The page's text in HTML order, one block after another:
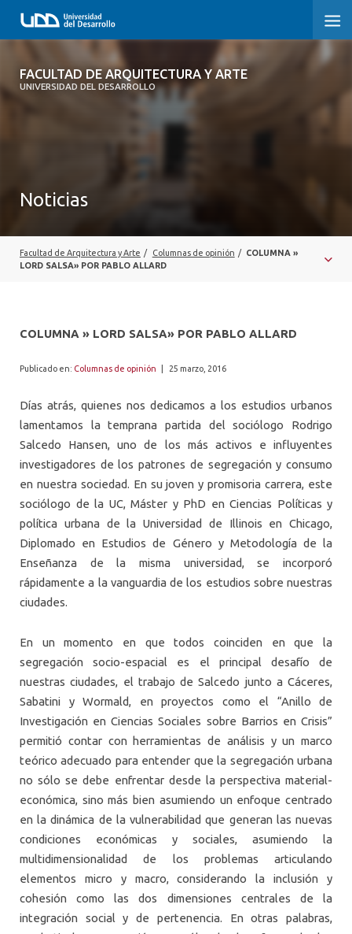
FACULTAD DE ARQUITECTURA Y ARTE
UNIVERSIDAD DEL DESARROLLO
FACULTAD DE ARQUITECTURA Y ARTE
MAGÍSTER
Noticias
Facultad de Arquitectura y Arte / Columnas de opinión / COLUMNA »
LORD SALSA» POR PABLO ALLARD
COLUMNA » LORD SALSA» POR PABLO ALLARD
Publicado en: Columnas de opinión 25 marzo, 2016
Días atrás, quienes nos dedicamos a los estudios urbanos
lamentamos la temprana partida del sociólogo Rodrigo
Salcedo Hansen, uno de los más activos e influyentes
investigadores de los patrones de segregación y consumo
en nuestra sociedad. En su joven y promisoria carrera, este
sociólogo de la UC, Máster y PhD en Ciencias Políticas y
política urbana de la Universidad de Illinois en Chicago,
Diplomado en Estudios de Género y Metodología de la
Enseñanza de la misma universidad, se incorporó
rápidamente a la vanguardia de los estudios sobre nuestras
ciudades.
En un momento en que todos coinciden en que la
segregación socio-espacial es el principal desafío de
nuestras ciudades, el trabajo de Salcedo junto a Cáceres,
Sabatini y Wormald, en proyectos como el “Anillo de
Investigación en Ciencias Sociales sobre Barrios en Crisis”
permitió contar con herramientas de análisis y un marco
teórico adecuado para entender que la segregación urbana
no sólo se debe enfrentar desde la perspectiva material-
económica, sino más bien asumiendo un enfoque centrado
en la dinámica de la vulnerabilidad que generan las nuevas
condiciones económicas y sociales, asumiendo la
multidimensionalidad de los problemas articulando
elementos micro y macro, considerando la inclusión y
cohesión como las dos dimensiones centrales de la
integración social y de pertenencia. En otras palabras,